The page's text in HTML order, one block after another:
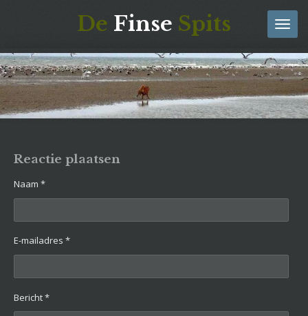
de
hoofdinhoud
De Finse Spits
Reactie plaatsen
Naam *
E-mailadres *
Bericht *